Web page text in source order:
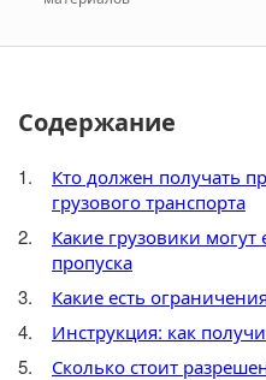
Содержание
Кто должен получать
грузового транспорта
Какие грузовики
пропуска
Какие есть
Инструкция: как
Сколько стоит